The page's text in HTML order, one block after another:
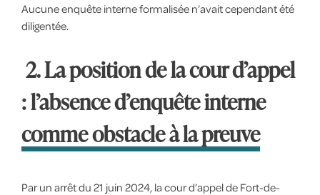
Aucune enquête interne formalisée n’avait cependant été
diligentée.
2. La position de la cour d’appel
: l’absence d’enquête interne
comme obstacle à la preuve
Par un arrêt du 21 juin 2024, la cour d’appel de Fort-de-